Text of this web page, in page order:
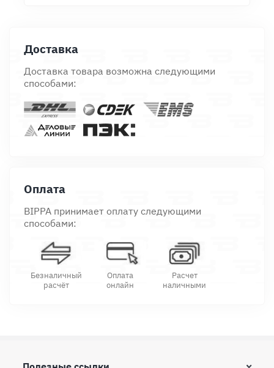
Доставка
Доставка товара возможна следующими
способами:
Оплата
BIPPA принимает оплату следующими
способами:
Безналичный
расчёт
Оплата
онлайн
Расчет
наличными